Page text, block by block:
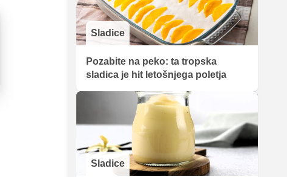
Sladice
Pozabite na peko: ta tropska
sladica je hit letošnjega poletja
Sladice